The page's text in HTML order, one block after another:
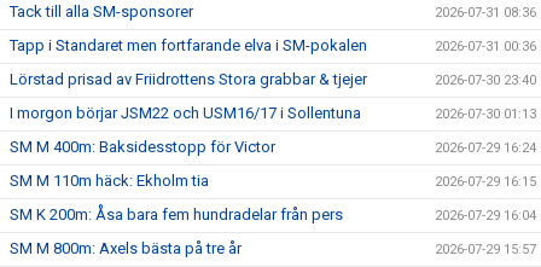
Tack till alla SM-sponsorer 2026-07-31 08:36
Tapp i Standaret men fortfarande elva i SM-pokalen 2026-07-31 00:36
Lörstad prisad av Friidrottens Stora grabbar & tjejer 2026-07-30 23:40
I morgon börjar JSM22 och USM16/17 i Sollentuna 2026-07-30 01:13
SM M 400m: Baksidesstopp för Victor 2026-07-29 16:24
SM M 110m häck: Ekholm tia 2026-07-29 16:15
SM K 200m: Åsa bara fem hundradelar från pers 2026-07-29 16:04
SM M 800m: Axels bästa på tre år 2026-07-29 15:57